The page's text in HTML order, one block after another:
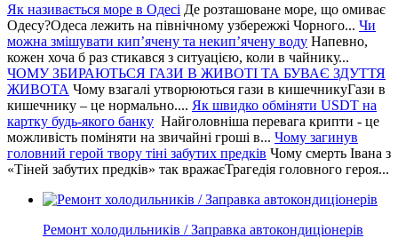
Як називається море в Одесі Де розташоване море, що омиває
Одесу?Одеса лежить на північному узбережжі Чорного... Чи
можна змішувати кип’ячену та некип’ячену воду Напевно,
кожен хоча б раз стикався з ситуацією, коли в чайнику...
ЧОМУ ЗБИРАЮТЬСЯ ГАЗИ В ЖИВОТІ ТА БУВАЄ ЗДУТТЯ
ЖИВОТА Чому взагалі утворюються гази в кишечникуГази в
кишечнику – це нормально.... Як швидко обміняти USDT на
картку будь-якого банку Найголовніша перевага крипти - це
можливість поміняти на звичайні гроші в... Чому загинув
головний герой твору тіні забутих предків Чому смерть Івана з
«Тіней забутих предків» так вражаєТрагедія головного героя...
Ремонт холодильників / Заправка автокондиціонерів